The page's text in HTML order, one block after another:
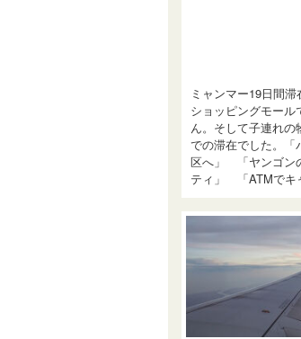
ミャンマー19日間
ショッピングモー
ん。そして子連れ
での滞在でした。「
区へ」 「ヤンゴン
ティ」 「ATMでキ